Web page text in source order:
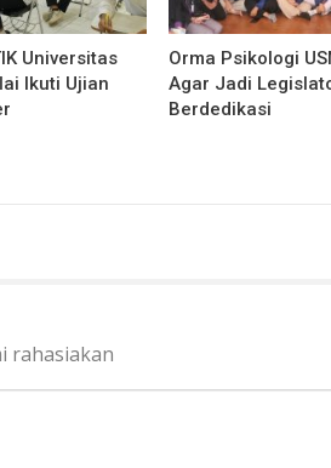
Universitas
Ikuti Ujian
Orma Psikologi
Agar Jadi
Berdedikasi
rahasiakan